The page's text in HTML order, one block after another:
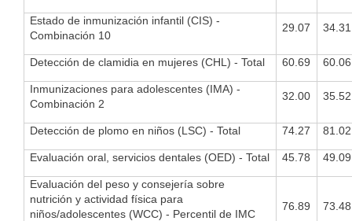
Estado de inmunización infantil (CIS) -
Combinación 10
29.07 34.31
Detección de clamidia en mujeres (CHL) - Total 60.69 60.06
Inmunizaciones para adolescentes (IMA) -
Combinación 2
32.00 35.52
Detección de plomo en niños (LSC) - Total 74.27 81.02
Evaluación oral, servicios dentales (OED) - Total 45.78 49.09
Evaluación del peso y consejería sobre
nutrición y actividad física para
niños/adolescentes (WCC) - Percentil de IMC
76.89 73.48